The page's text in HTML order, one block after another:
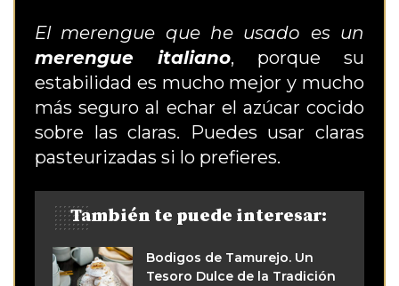
El merengue que he usado es un
merengue italiano, porque su
estabilidad es mucho mejor y mucho
más seguro al echar el azúcar cocido
sobre las claras. Puedes usar claras
pasteurizadas si lo prefieres.
También te puede interesar:
Bodigos de Tamurejo. Un
Tesoro Dulce de la Tradición